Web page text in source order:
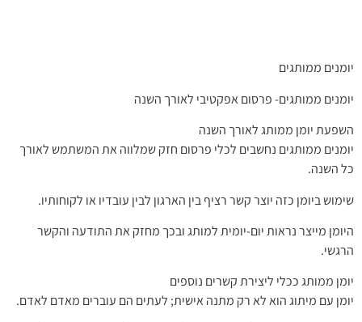
יומנים ממותגים
יומנים ממותגים- פרסום אפקטיבי לאורך השנה
השפעת יומן ממותג לאורך השנה
יומנים ממותגים נחשבים לכלי פרסום חזק שמלווה את המשתמש לאורך
כל השנה.
שימוש ביומן כזה יוצר קשר רציף בין הארגון לבין עובדיו או לקוחותיו.
היומן מייצר נראות יום-יומית למותג ובכך מחזק את התודעה והקשר
הרגשי.
יומן ממותג ככלי ליצירת קשרים נוספים
יומן עם מיתוג הוא לא רק מתנה אישית; לעתים הם עוברים מאדם לאדם.